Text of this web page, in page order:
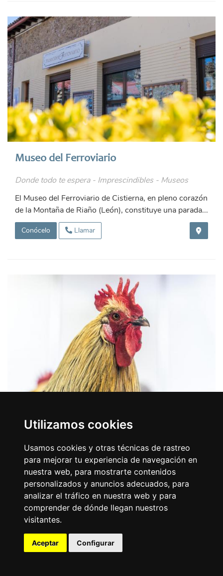
Utilizamos cookies
Usamos cookies y otras técnicas de rastreo
para mejorar tu experiencia de navegación en
nuestra web, para mostrarte contenidos
personalizados y anuncios adecuados, para
analizar el tráfico en nuestra web y para
comprender de dónde llegan nuestros
visitantes.
Aceptar Configurar
Museo del Ferroviario
Donde todo te espera - Imprescindibles - Museos
El Museo del Ferroviario de Cistierna, en pleno corazón
de la Montaña de Riaño (León), constituye una parada...
Conócelo Llamar
Museo del Gallo
Si alguna vez pensaste que un gallo solo sirve para
despertar pueblos… el Valle del Curueño viene a
desmontar esa...
Conócelo Llamar